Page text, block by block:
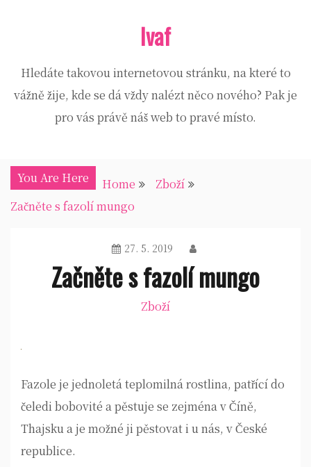
Ivaf
Hledáte takovou internetovou stránku, na které to
vážně žije, kde se dá vždy nalézt něco nového? Pak je
pro vás právě náš web to pravé místo.
You Are Here Home
Zboží
Začněte s fazolí mungo
27. 5. 2019
Začněte s fazolí mungo
Zboží
Fazole je jednoletá teplomilná rostlina, patřící do
čeledi bobovité a pěstuje se zejména v Číně,
Thajsku a je možné ji pěstovat i u nás, v České
republice.